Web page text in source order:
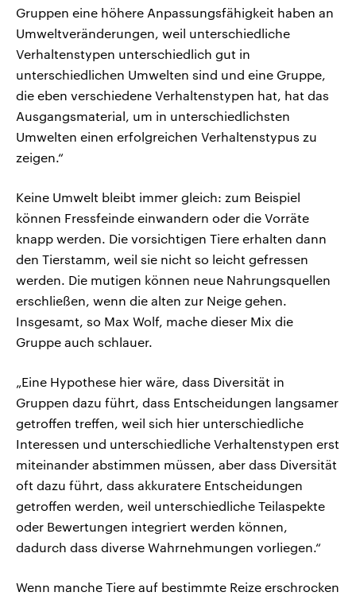
Gruppen eine höhere Anpassungsfähigkeit haben an
Umweltveränderungen, weil unterschiedliche
Verhaltenstypen unterschiedlich gut in
unterschiedlichen Umwelten sind und eine Gruppe,
die eben verschiedene Verhaltenstypen hat, hat das
Ausgangsmaterial, um in unterschiedlichsten
Umwelten einen erfolgreichen Verhaltenstypus zu
zeigen.“
Keine Umwelt bleibt immer gleich: zum Beispiel
können Fressfeinde einwandern oder die Vorräte
knapp werden. Die vorsichtigen Tiere erhalten dann
den Tierstamm, weil sie nicht so leicht gefressen
werden. Die mutigen können neue Nahrungsquellen
erschließen, wenn die alten zur Neige gehen.
Insgesamt, so Max Wolf, mache dieser Mix die
Gruppe auch schlauer.
„Eine Hypothese hier wäre, dass Diversität in
Gruppen dazu führt, dass Entscheidungen langsamer
getroffen treffen, weil sich hier unterschiedliche
Interessen und unterschiedliche Verhaltenstypen erst
miteinander abstimmen müssen, aber dass Diversität
oft dazu führt, dass akkuratere Entscheidungen
getroffen werden, weil unterschiedliche Teilaspekte
oder Bewertungen integriert werden können,
dadurch dass diverse Wahrnehmungen vorliegen.“
Wenn manche Tiere auf bestimmte Reize erschrocken